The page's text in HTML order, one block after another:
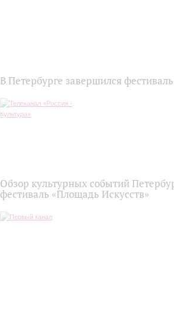
В Петербурге завершился
Обзор культурных событий
фестиваль «Площадь Искусств»